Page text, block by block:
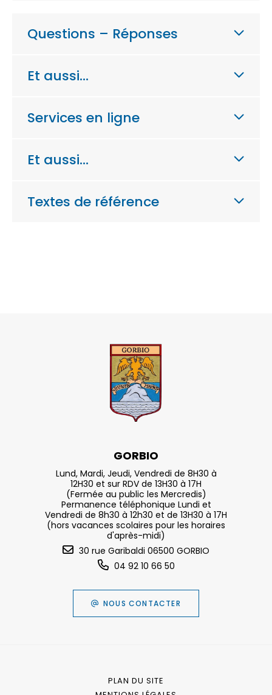
Questions – Réponses
Et aussi…
Services en ligne
Et aussi…
Textes de référence
GORBIO
Lund, Mardi, Jeudi, Vendredi de 8H30 à
12H30 et sur RDV de 13H30 à 17H
(Fermée au public les Mercredis)
Permanence téléphonique Lundi et
Vendredi de 8h30 à 12h30 et de 13H30 à 17H
(hors vacances scolaires pour les horaires
d'après-midi)
30 rue Garibaldi 06500 GORBIO
04 92 10 66 50
NOUS CONTACTER
PLAN DU SITE